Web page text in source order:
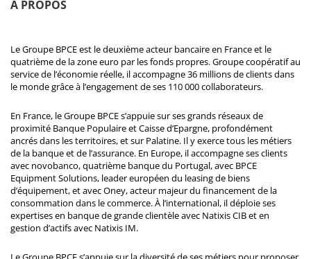
À PROPOS
Le Groupe BPCE est le deuxième acteur bancaire en France et le
quatrième de la zone euro par les fonds propres. Groupe coopératif au
service de l’économie réelle, il accompagne 36 millions de clients dans
le monde grâce à l’engagement de ses 110 000 collaborateurs.
En France, le Groupe BPCE s’appuie sur ses grands réseaux de
proximité Banque Populaire et Caisse d’Epargne, profondément
ancrés dans les territoires, et sur Palatine. Il y exerce tous les métiers
de la banque et de l’assurance. En Europe, il accompagne ses clients
avec novobanco, quatrième banque du Portugal, avec BPCE
Equipment Solutions, leader européen du leasing de biens
d’équipement, et avec Oney, acteur majeur du financement de la
consommation dans le commerce. À l’international, il déploie ses
expertises en banque de grande clientèle avec Natixis CIB et en
gestion d’actifs avec Natixis IM.